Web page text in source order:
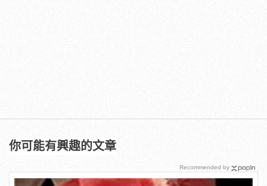
你可能有興趣的文章
Recommended by